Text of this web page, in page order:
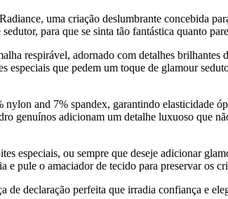
uma criação deslumbrante concebida
para que se sinta tão fantástica quanto
respirável, adornado com detalhes
especiais que pedem um toque de glamour
and 7% spandex, garantindo elasticidade
genuínos adicionam um detalhe luxuoso que
especiais, ou sempre que deseje adicionar
pule o amaciador de tecido para preservar os
de declaração perfeita que irradia confiança e